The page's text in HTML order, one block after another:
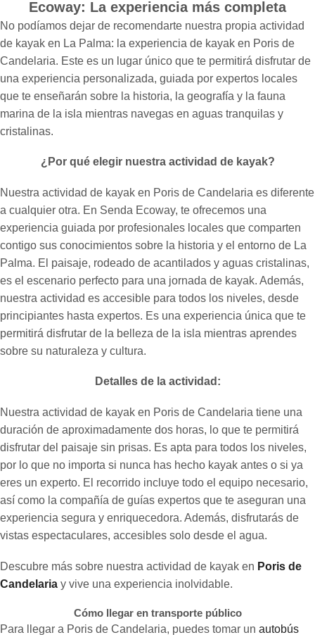
Ecoway: La experiencia más completa
No podíamos dejar de recomendarte nuestra propia actividad
de kayak en La Palma: la experiencia de kayak en Poris de
Candelaria. Este es un lugar único que te permitirá disfrutar de
una experiencia personalizada, guiada por expertos locales
que te enseñarán sobre la historia, la geografía y la fauna
marina de la isla mientras navegas en aguas tranquilas y
cristalinas.
¿Por qué elegir nuestra actividad de kayak?
Nuestra actividad de kayak en Poris de Candelaria es diferente
a cualquier otra. En Senda Ecoway, te ofrecemos una
experiencia guiada por profesionales locales que comparten
contigo sus conocimientos sobre la historia y el entorno de La
Palma. El paisaje, rodeado de acantilados y aguas cristalinas,
es el escenario perfecto para una jornada de kayak. Además,
nuestra actividad es accesible para todos los niveles, desde
principiantes hasta expertos. Es una experiencia única que te
permitirá disfrutar de la belleza de la isla mientras aprendes
sobre su naturaleza y cultura.
Detalles de la actividad:
Nuestra actividad de kayak en Poris de Candelaria tiene una
duración de aproximadamente dos horas, lo que te permitirá
disfrutar del paisaje sin prisas. Es apta para todos los niveles,
por lo que no importa si nunca has hecho kayak antes o si ya
eres un experto. El recorrido incluye todo el equipo necesario,
así como la compañía de guías expertos que te aseguran una
experiencia segura y enriquecedora. Además, disfrutarás de
vistas espectaculares, accesibles solo desde el agua.
Descubre más sobre nuestra actividad de kayak en Poris de
Candelaria y vive una experiencia inolvidable.
Cómo llegar en transporte público
Para llegar a Poris de Candelaria, puedes tomar un autobús